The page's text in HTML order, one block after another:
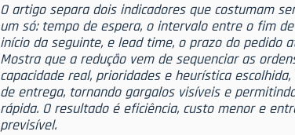
O artigo separa dois indicadores que costumam
um só: tempo de espera, o intervalo entre o fim
início da seguinte, e lead time, o prazo do pedido
Mostra que a redução vem de sequenciar as
capacidade real, prioridades e heurística
de entrega, tornando gargalos visíveis e
rápida. O resultado é eficiência, custo menor e
previsível.